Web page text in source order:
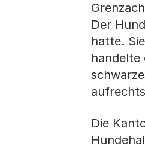
Der
hatte.
handelte
Die